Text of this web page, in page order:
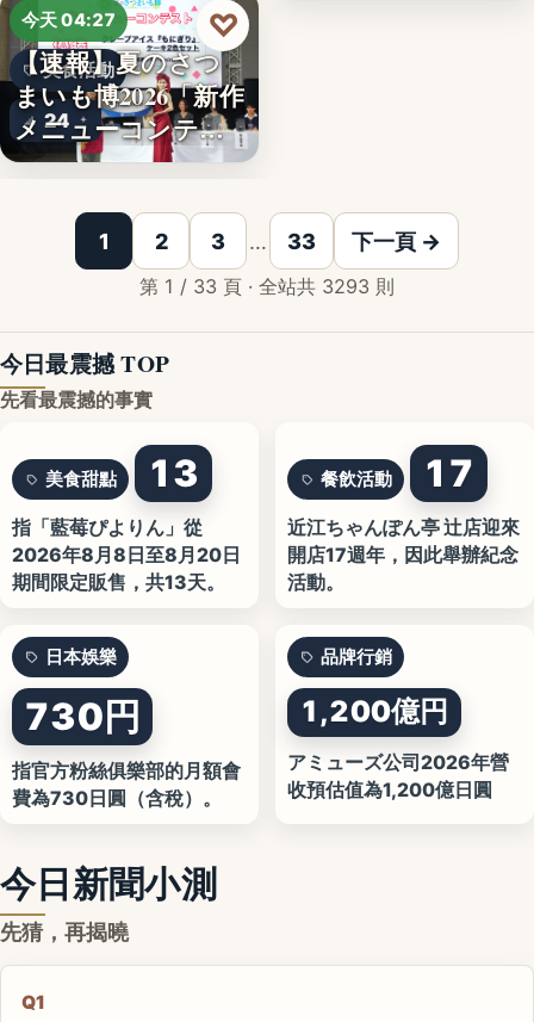
今天 04:27
美食活動
24
【速報】夏のさつ
まいも博2026「新作
メニューコンテス
ト…
♡
韓国発の人気キャ
1 2 3 … 33 下一頁 →
第 1 / 33 頁 · 全站共 3293 則
今日最震撼 TOP
先看最震撼的事實
美食甜點 13
指「藍莓ぴよりん」從
2026年8月8日至8月20日
期間限定販售，共13天。
餐飲活動 17
近江ちゃんぽん亭 辻店迎來
開店17週年，因此舉辦紀念
活動。
日本娛樂
730円
指官方粉絲俱樂部的月額會
費為730日圓（含稅）。
品牌行銷
1,200億円
アミューズ公司2026年營
收預估值為1,200億日圓
今日新聞小測
先猜，再揭曉
Q1